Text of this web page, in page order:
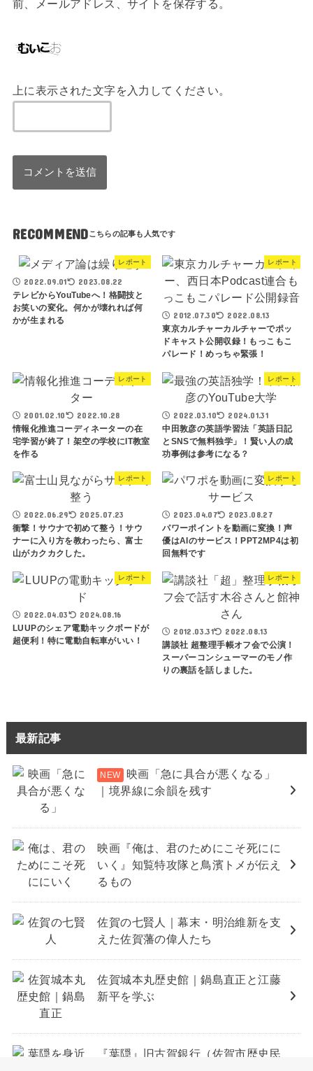
前、メールアドレス、サイトを保存する。
上に表示された文字を入力してください。
RECOMMEND
レポート
2022.09.01 2023.08.22
テレビからYouTubeへ！格闘技と
お笑いの変化。何かが壊れれば何
かが生まれる
レポート
2012.07.30 2022.08.13
東京カルチャーカルチャーでポッ
ドキャスト公開収録！もっこもこ
パレード！めっちゃ緊張！
レポート
2001.02.10 2022.10.28
情報化推進コーディネーターの在
宅学習が終了！架空の学校にIT教室
を作る
レポート
2022.03.10 2024.01.31
中田敦彦の英語学習法「英語日記
とSNSで無料独学」！賢い人の成
功事例は参考になる？
レポート
2022.06.29 2025.07.23
衝撃！サウナで初めて整う！サウ
ナーに入り方を教わったら、富士
山がカクカクした。
レポート
2023.04.07 2023.08.27
パワーポイントを動画に変換！声
優はAIのサービス！PPT2MP4は初
回無料です
レポート
2022.04.03 2024.08.16
LUUPのシェア電動キックボードが
超便利！特に電動自転車がいい！
レポート
2012.03.31 2022.08.13
講談社 超整理手帳オフ会で公演！
スーパーコンシューマーのモノ作
りの裏話を話しました。
最新記事
映画「急に具合が悪くなる」
｜境界線に余韻を残す
映画『俺は、君のためにこそ死にに
いく』知覧特攻隊と鳥濱トメが伝え
るもの
佐賀の七賢人｜幕末・明治維新を支
えた佐賀藩の偉人たち
佐賀城本丸歴史館｜鍋島直正と江藤
新平を学ぶ
『葉隠』旧古賀銀行（佐賀市歴史民